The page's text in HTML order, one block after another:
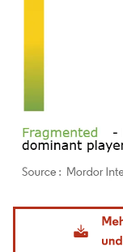
Bild © Mordor